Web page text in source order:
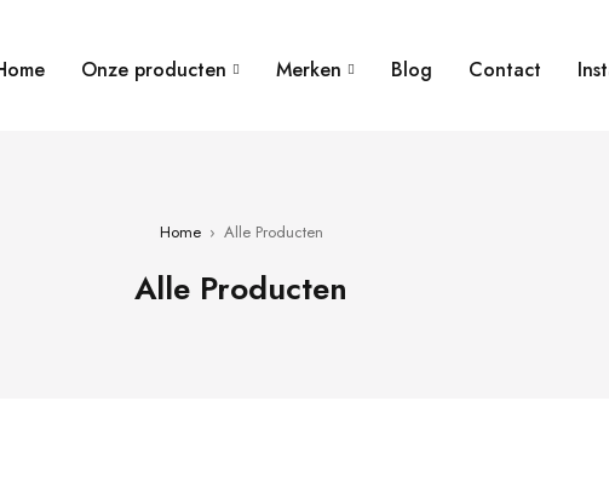
Onze producten Merken Blog Contact
Home › Alle Producten
Alle Producten